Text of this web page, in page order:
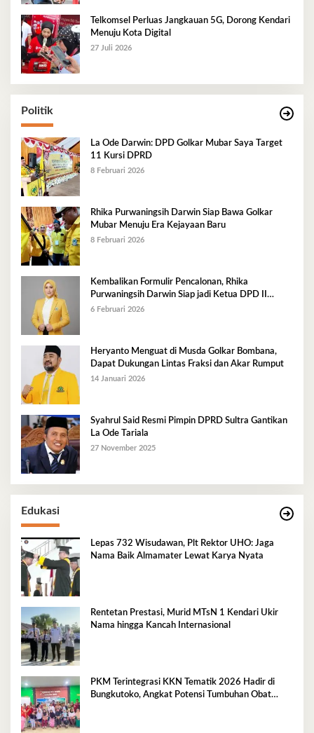
Telkomsel Perluas Jangkauan 5G, Dorong Kendari
Menuju Kota Digital
27 Juli 2026
Politik
La Ode Darwin: DPD Golkar Mubar Saya Target
11 Kursi DPRD
8 Februari 2026
Rhika Purwaningsih Darwin Siap Bawa Golkar
Mubar Menuju Era Kejayaan Baru
8 Februari 2026
Kembalikan Formulir Pencalonan, Rhika
Purwaningsih Darwin Siap jadi Ketua DPD II
Golkar Mubar
6 Februari 2026
Heryanto Menguat di Musda Golkar Bombana,
Dapat Dukungan Lintas Fraksi dan Akar Rumput
14 Januari 2026
Syahrul Said Resmi Pimpin DPRD Sultra Gantikan
La Ode Tariala
27 November 2025
Edukasi
Lepas 732 Wisudawan, Plt Rektor UHO: Jaga
Nama Baik Almamater Lewat Karya Nyata
Rentetan Prestasi, Murid MTsN 1 Kendari Ukir
Nama hingga Kancah Internasional
PKM Terintegrasi KKN Tematik 2026 Hadir di
Bungkutoko, Angkat Potensi Tumbuhan Obat